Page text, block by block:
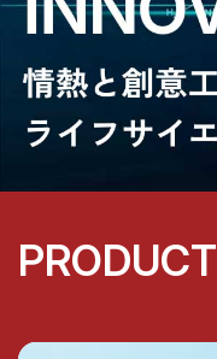
PRODUCT